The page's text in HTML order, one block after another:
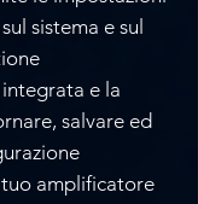
sistema e sul
e la
salvare ed
amplificatore